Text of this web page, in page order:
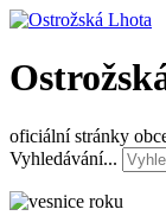
oficiální stránky
Vyhledávání...